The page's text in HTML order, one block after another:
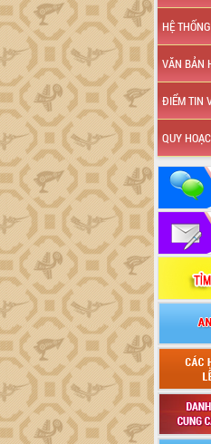
HỆ
VĂN BẢN
ĐIỂM TIN
QUY